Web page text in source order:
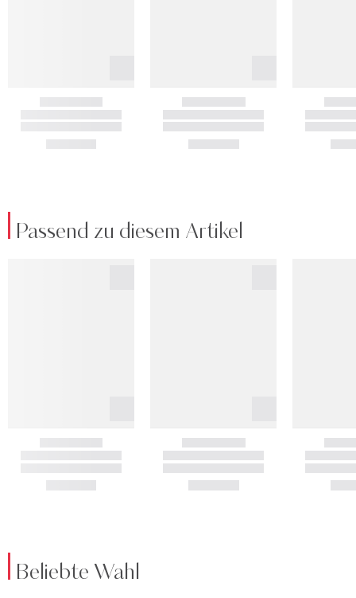
Passend zu diesem Artikel
Beliebte Wahl